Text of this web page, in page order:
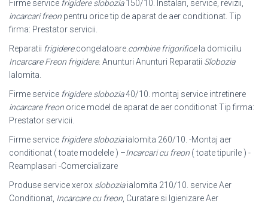
Firme service frigidere slobozia150/10. Instalari, service, revizii,
incarcari freon pentru orice tip de aparat de aer conditionat. Tip
firma: Prestator servicii.
Reparatii frigidere.congelatoare. combine frigorificela domiciliu
Incarcare Freon frigidere. Anunturi Anunturi Reparatii Slobozia
Ialomita.
Firme service frigidere slobozia40/10. montaj service intretinere
incarcare freon orice model de aparat de aer conditionat Tip firma:
Prestator servicii.
Firme service frigidere sloboziaialomita 260/10. -Montaj aer
conditionat ( toate modelele ) –Incarcari cu freon ( toate tipurile ) -
Reamplasari -Comercializare
Produse service xerox sloboziaialomita 210/10. service Aer
Conditionat, Incarcare cu freon , Curatare si Igienizare Aer